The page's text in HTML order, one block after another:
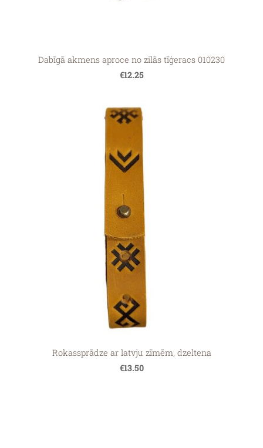
Dabīgā akmens aproce no zilās tīģeracs 010230
€12.25
Rokassprādze ar latvju zīmēm, dzeltena
€13.50